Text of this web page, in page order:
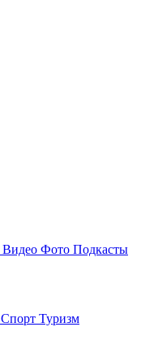
Видео Фото Подкасты
Спорт Туризм